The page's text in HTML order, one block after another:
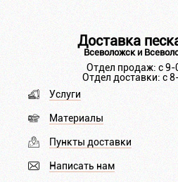
Доставка
Всеволожск и
Отдел продаж: с 9-
Отдел доставки: с
Услуги
Материалы
Пункты доставки
Написать нам